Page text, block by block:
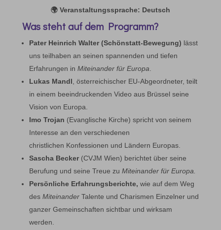
🌍 Veranstaltungssprache: Deutsch
Was steht auf dem Programm?
Pater Heinrich Walter (Schönstatt-Bewegung) lässt
uns teilhaben an seinen spannenden und tiefen
Erfahrungen in Miteinander für Europa
Lukas Mandl , österreichischer EU-Abgeordneter, teilt
in einem beeindruckenden Video aus Brüssel seine
Vision von Europa.
Imo Trojan (Evanglische Kirche) spricht von seinem
Interesse an den verschiedenen
christlichen Konfessionen und Ländern Europas.
Sascha Becker (CVJM Wien) berichtet über seine
Berufung und seine Treue zu Miteinander für Europa.
Persönliche Erfahrungsberichte, wie auf dem Weg
des Miteinander Talente und Charismen Einzelner und
ganzer Gemeinschaften sichtbar und wirksam
werden.